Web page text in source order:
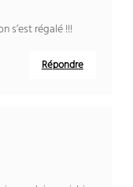
s’est régalé !!!
Répondre